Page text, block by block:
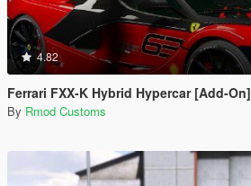
4.82
Ferrari FXX-K Hybrid Hypercar [Add-On]
By Rmod Customs